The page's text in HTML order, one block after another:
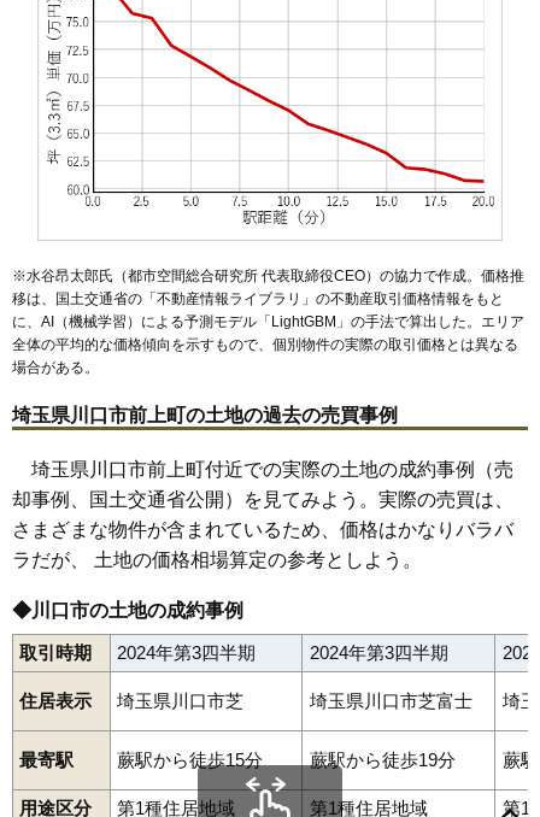
53 柳崎
54 領家 78万円 3,568万円
55 里 76万円 2,820万円
56 76万円
57 2,597万円
前上町 75万円 2,333万円
73万円
前川町 70万円 2,164万円 21.1%
62 柳根町 70万円 2,572万円 23.7%
63
65 八幡木 67万円 2,983万円 24.5%
66 安行慈林 66万円 2,442万円 38.2%
67 伊刈 66万円 1,645万円 23.6%
68 東領家 64万円 3,671万円 30.6%
69 本蓮 64万円 4,018万円
70 行衛 63万円
71 赤井 62万円 2,459万円 25.8%
72 桜町 61万円 1,758万円 36.6%
73 東本郷 2,348万円 26.6%
57万円
※水谷昂太郎氏（都市空間総合研究所 代表取締役CEO）の協力で作成。価格推
移は、国土交通省の「不動産情報ライブラリ 」の不動産取引価格情報をもと
に、AI（機械学習）による予測モデル「LightGBM」の手法で算出した。エリア
全体の平均的な価格傾向を示すもので、個別物件の実際の取引価格とは異なる
場合がある。
埼玉県川口市前上町の土地の過去の売買事例
埼玉県川口市前上町付近での実際の土地の成約事例（売
却事例、国土交通省公開）を見てみよう。実際の売買は、
さまざまな物件が含まれているため、価格はかなりバラバ
ラだが、 土地の価格相場算定の参考としよう。
◆川口市の土地の成約事例
取引時期 2024年第3四半期 2024年第3四半期
住居表示 埼玉県川口市芝 埼玉県川口市芝富士 埼
最寄駅 蕨駅から徒歩15分 蕨駅から徒歩19分 蕨
用途区分 第1種住居地域 第1種住居地域 第1
青木 赤芝新田赤山朝日 新井宿 新井町 安行 安行北谷
安行吉蔵
安行慈林安行出羽安行藤八安行原安行吉岡
安行領家安行領根岸飯塚飯原町伊刈石神江戸江戸袋大竹
金山町
上青木上青木西川口 木曽呂 北園町北原台行衛